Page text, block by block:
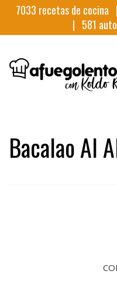
7033 recetas de cocina |
| 581
Bacalao Al